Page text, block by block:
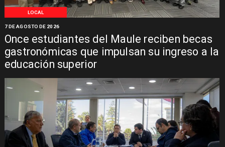
LOCAL
Once estudiantes del Maule reciben becas
gastronómicas que impulsan su ingreso a la
educación superior
7 DE AGOSTO DE 2026